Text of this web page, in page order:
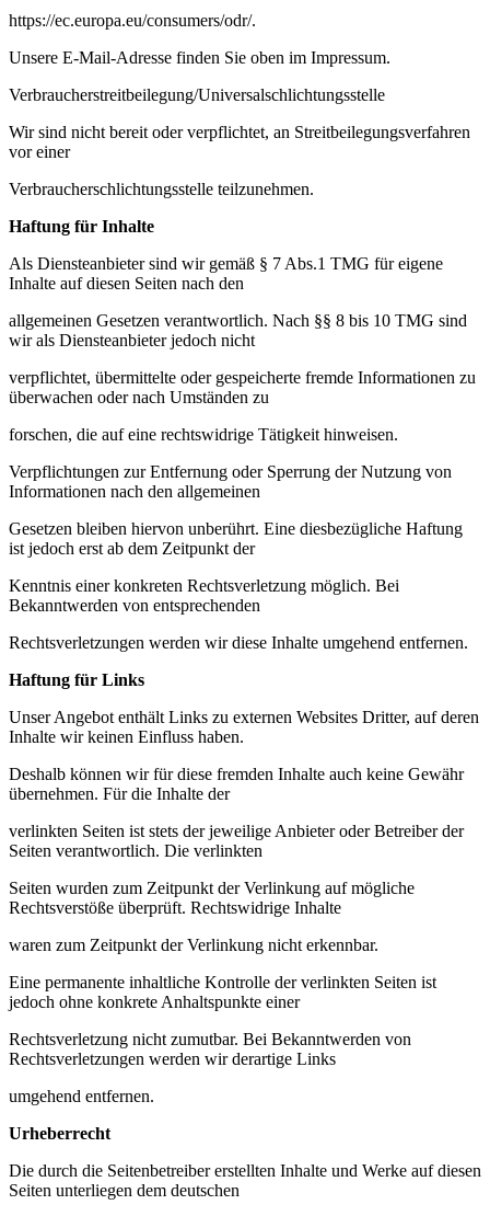
https://ec.europa.eu/consumers/odr/.
Unsere E-Mail-Adresse finden Sie oben im Impressum.
Verbraucherstreitbeilegung/Universalschlichtungsstelle
Wir sind nicht bereit oder verpflichtet, an Streitbeilegungsverfahren
vor einer
Verbraucherschlichtungsstelle teilzunehmen.
Haftung für Inhalte
Als Diensteanbieter sind wir gemäß § 7 Abs.1 TMG für eigene
Inhalte auf diesen Seiten nach den
allgemeinen Gesetzen verantwortlich. Nach §§ 8 bis 10 TMG sind
wir als Diensteanbieter jedoch nicht
verpflichtet, übermittelte oder gespeicherte fremde Informationen zu
überwachen oder nach Umständen zu
forschen, die auf eine rechtswidrige Tätigkeit hinweisen.
Verpflichtungen zur Entfernung oder Sperrung der Nutzung von
Informationen nach den allgemeinen
Gesetzen bleiben hiervon unberührt. Eine diesbezügliche Haftung
ist jedoch erst ab dem Zeitpunkt der
Kenntnis einer konkreten Rechtsverletzung möglich. Bei
Bekanntwerden von entsprechenden
Rechtsverletzungen werden wir diese Inhalte umgehend entfernen.
Haftung für Links
Unser Angebot enthält Links zu externen Websites Dritter, auf deren
Inhalte wir keinen Einfluss haben.
Deshalb können wir für diese fremden Inhalte auch keine Gewähr
übernehmen. Für die Inhalte der
verlinkten Seiten ist stets der jeweilige Anbieter oder Betreiber der
Seiten verantwortlich. Die verlinkten
Seiten wurden zum Zeitpunkt der Verlinkung auf mögliche
Rechtsverstöße überprüft. Rechtswidrige Inhalte
waren zum Zeitpunkt der Verlinkung nicht erkennbar.
Eine permanente inhaltliche Kontrolle der verlinkten Seiten ist
jedoch ohne konkrete Anhaltspunkte einer
Rechtsverletzung nicht zumutbar. Bei Bekanntwerden von
Rechtsverletzungen werden wir derartige Links
umgehend entfernen.
Urheberrecht
Die durch die Seitenbetreiber erstellten Inhalte und Werke auf diesen
Seiten unterliegen dem deutschen